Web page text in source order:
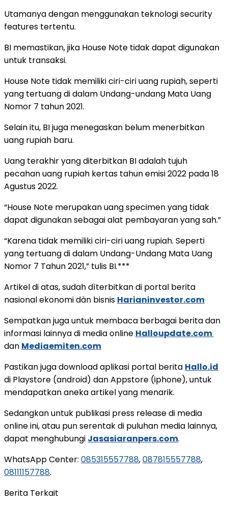
Utamanya dengan menggunakan teknologi security
features tertentu.
BI memastikan, jika House Note tidak dapat digunakan
untuk transaksi.
House Note tidak memiliki ciri-ciri uang rupiah, seperti
yang tertuang di dalam Undang-undang Mata Uang
Nomor 7 tahun 2021.
Selain itu, BI juga menegaskan belum menerbitkan
uang rupiah baru.
Uang terakhir yang diterbitkan BI adalah tujuh
pecahan uang rupiah kertas tahun emisi 2022 pada 18
Agustus 2022.
“House Note merupakan uang specimen yang tidak
dapat digunakan sebagai alat pembayaran yang sah.”
“Karena tidak memiliki ciri-ciri uang rupiah. Seperti
yang tertuang di dalam Undang-Undang Mata Uang
Nomor 7 Tahun 2021,” tulis BI.***
Artikel di atas, sudah dìterbitkan di portal berita
nasional ekonomi dàn bisnis Harianinvestor.com
Sempatkan juga untuk membaca berbagai berita dan
informasi lainnya di media online Halloupdate.com
dan Mediaemiten.com
Pastikan juga download aplikasi portal berita Hallo.id
di Playstore (android) dan Appstore (iphone), untuk
mendapatkan aneka artikel yang menarik.
Sedangkan untuk publikasi press release di media
online ini, atau pun serentak di puluhan media lainnya,
dapat menghubungi Jasasiaranpers.com.
WhatsApp Center: 085315557788,087815557788,
08111157788.
Berita Terkait